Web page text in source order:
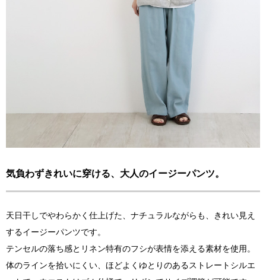
気負わずきれいに穿ける、大人のイージーパンツ。
天日干しでやわらかく仕上げた、ナチュラルながらも、きれい見え
するイージーパンツです。
テンセルの落ち感とリネン特有のフシが表情を添える素材を使用。
体のラインを拾いにくい、ほどよくゆとりのあるストレートシルエ